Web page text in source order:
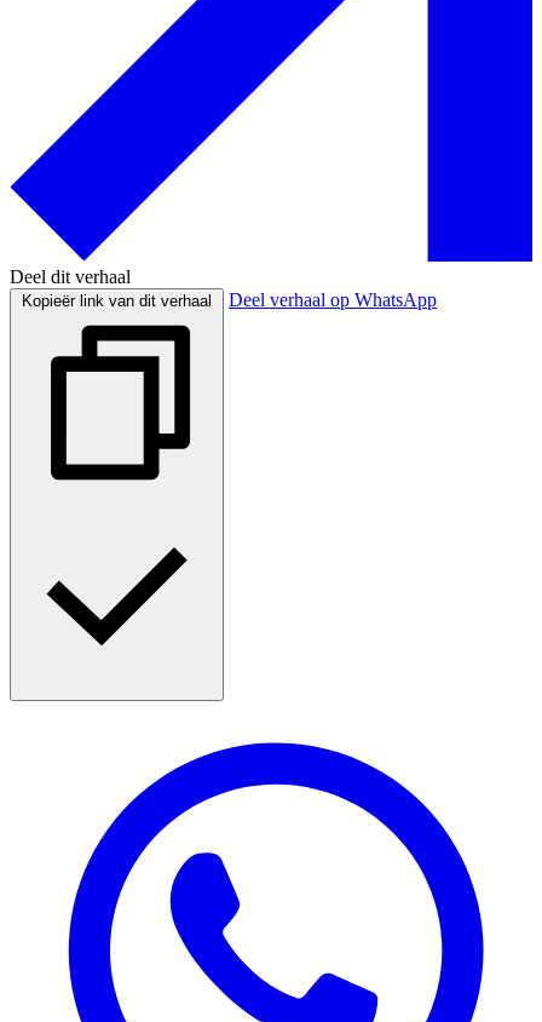
Deel dit verhaal
Kopieër link van dit verhaal Deel verhaal op WhatsApp